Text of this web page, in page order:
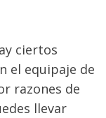
ciertos
el equipaje de
razones de
llevar